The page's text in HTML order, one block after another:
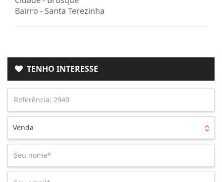
Bairro -Santa Terezinha
TENHO INTERESSE
Venda